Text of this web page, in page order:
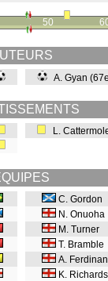
50
A. Gyan
L.
C. Gordon
N. Onuoha
M. Turner
T. Bramble
A.
K.